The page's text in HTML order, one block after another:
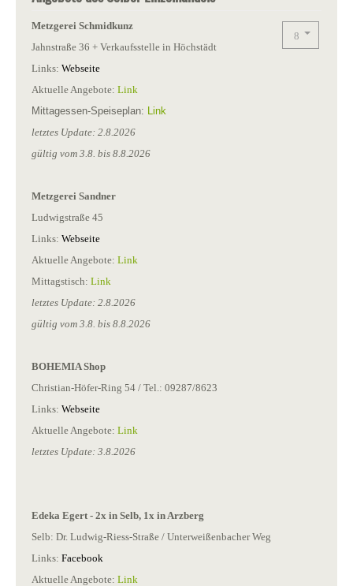
Metzgerei Schmidkunz
Jahnstraße 36 + Verkaufsstelle in Höchstädt
Links: Webseite
Aktuelle Angebote: Link
Mittagessen-Speiseplan: Link
letztes Update: 2.8.2026
gültig vom 3.8. bis 8.8.2026
Metzgerei Sandner
Ludwigstraße 45
Links: Webseite
Aktuelle Angebote: Link
Mittagstisch: Link
letztes Update: 2.8.2026
gültig vom 3.8. bis 8.8.2026
BOHEMIA Shop
Christian-Höfer-Ring 54 / Tel.: 09287/8623
Links: Webseite
Aktuelle Angebote: Link
letztes Update: 3.8.2026
Edeka Egert - 2x in Selb, 1x in Arzberg
Selb: Dr. Ludwig-Riess-Straße / Unterweißenbacher Weg
Links: Facebook
Aktuelle Angebote: Link